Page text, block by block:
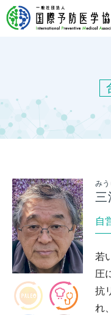
み
三
自
若
圧
抗
れ